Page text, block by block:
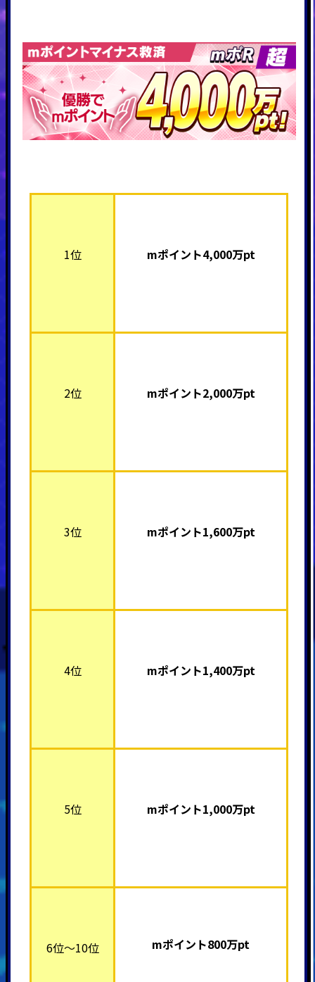
1位 mポイント4,000万pt
2位 mポイント2,000万pt
3位 mポイント1,600万pt
4位 mポイント1,400万pt
5位 mポイント1,000万pt
6位～10位 mポイント800万pt